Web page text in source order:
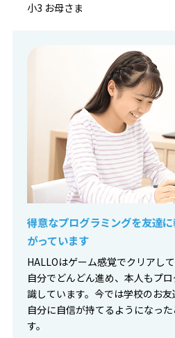
小3 お母さま
得意なプログラミングを友達
がっています
HALLOはゲーム感覚でクリアし
自分でどんどん進め、本人もプ
識しています。今では学校のお友
自分に自信が持てるようになっ
す。